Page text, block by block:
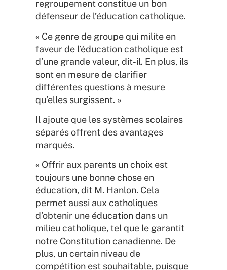
regroupement constitue un bon
défenseur de l’éducation catholique.
« Ce genre de groupe qui milite en
faveur de l’éducation catholique est
d’une grande valeur, dit-il. En plus, ils
sont en mesure de clarifier
différentes questions à mesure
qu’elles surgissent. »
Il ajoute que les systèmes scolaires
séparés offrent des avantages
marqués.
« Offrir aux parents un choix est
toujours une bonne chose en
éducation, dit M. Hanlon. Cela
permet aussi aux catholiques
d’obtenir une éducation dans un
milieu catholique, tel que le garantit
notre Constitution canadienne. De
plus, un certain niveau de
compétition est souhaitable, puisque